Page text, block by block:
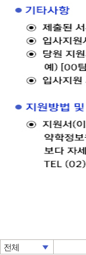
전체